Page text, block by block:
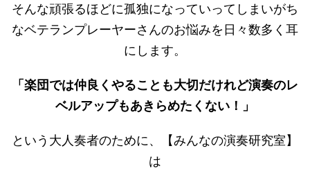
そんな頑張るほどに孤独になっていってしまいがち
なベテランプレーヤーさんのお悩みを日々数多く耳
にします。
「楽団では仲良くやることも大切だけれど演奏のレ
ベルアップもあきらめたくない！」
という大人奏者のために、【みんなの演奏研究室】
は